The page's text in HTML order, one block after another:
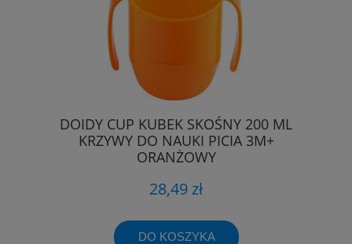
DOIDY CUP KUBEK SKOŚNY 200 ML
KRZYWY DO NAUKI PICIA 3M+
ORANŻOWY
28,49 zł
DO KOSZYKA